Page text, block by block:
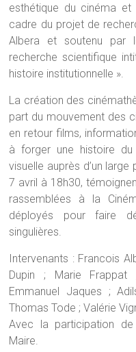
esthétique du cinéma et
cadre du projet de
Albera et soutenu par
recherche scientifique
histoire institutionnelle ».
La création des
part du mouvement des
en retour films,
à forger une histoire
visuelle auprès d’un
7 avril à 18h30,
rassemblées à la
déployés pour faire
singulières.
Intervenants : Francois
Dupin ; Marie Frappat
Emmanuel Jaques ;
Thomas Tode ; Valérie
Avec la participation
Maire.